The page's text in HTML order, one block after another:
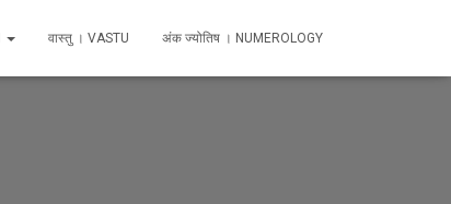
वास्तु । VASTU अंक ज्योतिष । NUMEROLOGY